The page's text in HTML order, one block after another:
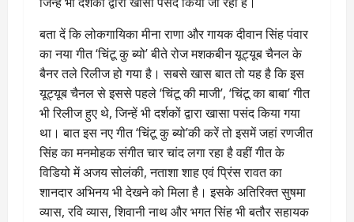
बता दें कि लोकगायिका मीना राणा और गायक दीवान सिंह पंवार
का नया गीत ‘चिंटू कु ब्यो’ बीते रोज मशकबीन यूट्यूब चैनल के
बैनर तले रिलीज हो गया है। सबसे खास बात तो यह है कि इस
यूट्यूब चैनल से इससे पहले ‘चिंटू की माजी’, ‘चिंटू का बाबा’ गीत
भी रिलीज हुए थे, जिन्हें भी दर्शकों द्वारा खासा पसंद किया गया
था। बात इस नए गीत ‘चिंटू कु ब्यो’की करें तो इसमें जहां रणजीत
सिंह का मनमोहक संगीत चार चांद लगा रहा है वहीं गीत के
विडियो में अजय सोलंकी, नताशा शाह एवं प्रिंस रावत का
शानदार अभिनय भी देखने को मिला है। इसके अतिरिक्त सुषमा
व्यास, रवि व्यास, शिवानी नाथ और भगत सिंह भी बतौर सहायक